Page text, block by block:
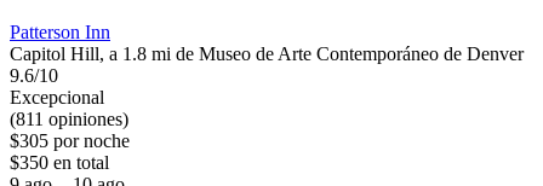
Patterson Inn
Capitol Hill, a 1.8 mi de Museo de Arte Contemporáneo de Denver
9.6/10
Excepcional
(811 opiniones)
$305 por noche
$350 en total